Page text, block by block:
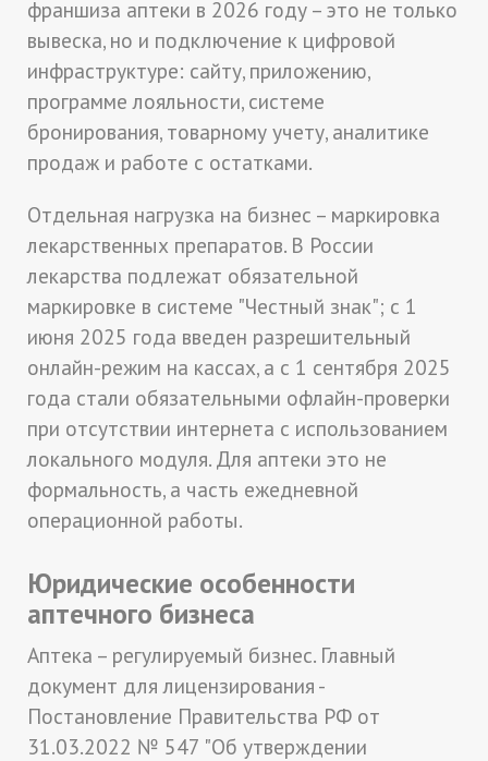
франшиза аптеки в 2026 году – это не только
вывеска, но и подключение к цифровой
инфраструктуре: сайту, приложению,
программе лояльности, системе
бронирования, товарному учету, аналитике
продаж и работе с остатками.
Отдельная нагрузка на бизнес – маркировка
лекарственных препаратов. В России
лекарства подлежат обязательной
маркировке в системе "Честный знак"; с 1
июня 2025 года введен разрешительный
онлайн-режим на кассах, а с 1 сентября 2025
года стали обязательными офлайн-проверки
при отсутствии интернета с использованием
локального модуля. Для аптеки это не
формальность, а часть ежедневной
операционной работы.
Юридические особенности
аптечного бизнеса
Аптека – регулируемый бизнес. Главный
документ для лицензирования -
Постановление Правительства РФ от
31.03.2022 № 547 "Об утверждении